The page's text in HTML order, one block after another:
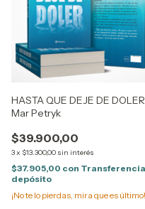
HASTA QUE DEJE DE
Mar Petryk
$39.900,00
3x $13.300,00 sin interés
$37.905,00 con
depósito
¡No te lo pierdas, mira que es último!